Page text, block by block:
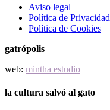
Aviso legal
Política de Privacidad
Política de Cookies
gatrópolis
web: mintha estudio
la cultura salvó al gato